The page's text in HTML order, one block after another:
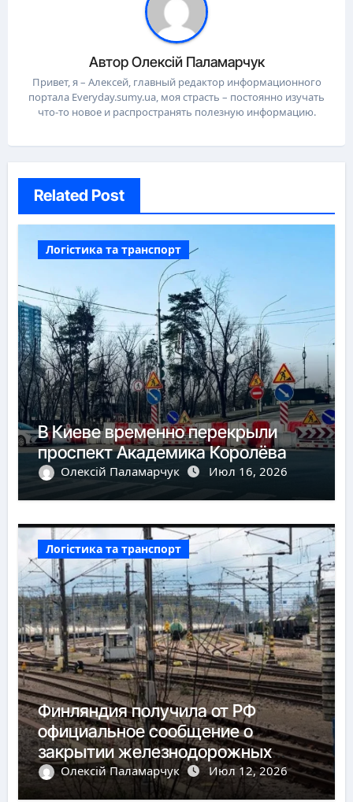
АвторОлексій Паламарчук
Привет, я – Алексей, главный редактор информационного
портала Everyday.sumy.ua, моя страсть – постоянно изучать
что-то новое и распространять полезную информацию.
Related Post
Логістика та транспорт
В Киеве временно перекрыли
проспект Академика Королёва
Олексій Паламарчук Июл 16, 2026
Логістика та транспорт
Финляндия получила от РФ
официальное сообщение о
закрытии железнодорожных
пунктов пропуска
Олексій Паламарчук Июл 12, 2026